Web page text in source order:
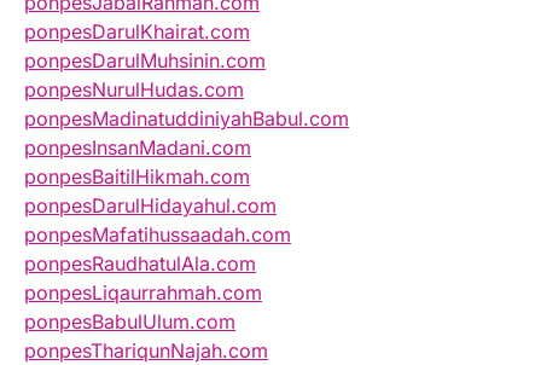
ponpesDarulKhairat.com
ponpesDarulMuhsinin.com
ponpesNurulHudas.com
ponpesMadinatuddiniyahBabul.com
ponpesInsanMadani.com
ponpesBaitilHikmah.com
ponpesDarulHidayahul.com
ponpesMafatihussaadah.com
ponpesRaudhatulAla.com
ponpesLiqaurrahmah.com
ponpesBabulUlum.com
ponpesThariqunNajah.com